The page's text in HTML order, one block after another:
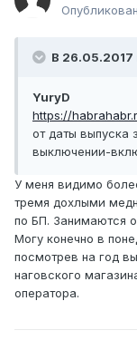
В 26.05.2017
YuryD
https://
от даты выпуска
выключении-
У меня видимо
тремя дохлыми
по БП. Занимаются
Могу конечно в
посмотрев на год
наговского
оператора.